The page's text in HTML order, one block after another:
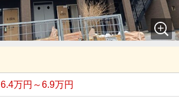
6.4万円～6.9万円